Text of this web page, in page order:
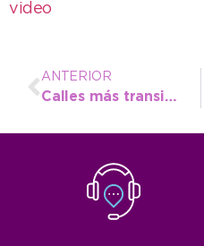
video
ANTERIOR
Calles más transitables: El área de Pavimentación no detiene su andar